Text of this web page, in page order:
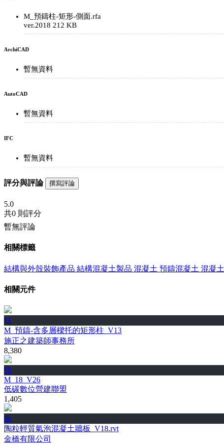
M_預鑄柱-矩形-側面.rfa
ver.2018 212 KB
ArchiCAD
暫無資料
AutoCAD
暫無資料
IFC
暫無資料
評分與評論 撰寫評論
5.0
共0 則評分
暫無評論
相關標籤
結構與外殼裝飾產品 結構混凝土製品 混凝土 預鑄混凝土 混凝土
相關元件
柱
M_預鑄-含多層樑托的矩形柱_V13
施正之建築師事務所
8,380
柱
M_18_V26
低碳數位營建聯盟
1,405
板
陶粒輕質氣泡混凝土牆板_V18.rvt
金橋有限公司